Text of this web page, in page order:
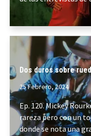
Dos duros sobre
25 Febrero, 2024
Ep. 120. Mickey
rareza pero con un
donde se nota una